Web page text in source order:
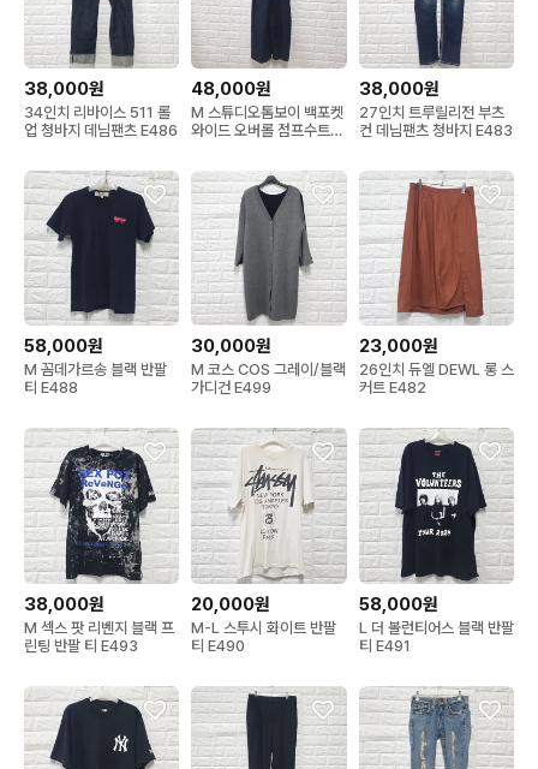
38,000원
34인치 리바이스 511 롤
업 청바지 데님팬츠 E486
48,000원
M 스튜디오톰보이 백포켓
와이드 오버롤 점프수트
38,000원
27인치 트루릴리전 부츠
컨 데님팬츠 청바지 E483
58,000원
M 꼼데가르송 블랙 반팔
티 E488
30,000원
M 코스 COS 그레이/블랙
가디건 E499
23,000원
26인치 듀엘 DEWL 롱 스
커트 E482
38,000원
M 섹스 팟 리벤지 블랙 프
린팅 반팔 티 E493
20,000원
M-L 스투시 화이트 반팔
티 E490
58,000원
L 더 볼런티어스 블랙 반팔
티 E491